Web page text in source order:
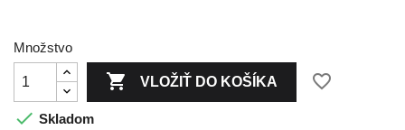
Množstvo
 VLOŽIŤ DO KOŠÍKA
favorite_border
 Skladom